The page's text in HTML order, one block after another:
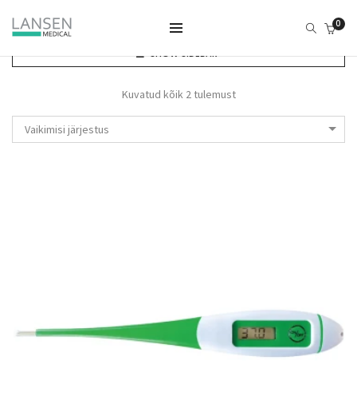
0
SHOW SIDEBAR
Kuvatud kõik 2 tulemust
Vaikimisi järjestus